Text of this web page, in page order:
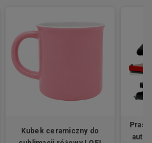
Kubek ceramiczny do